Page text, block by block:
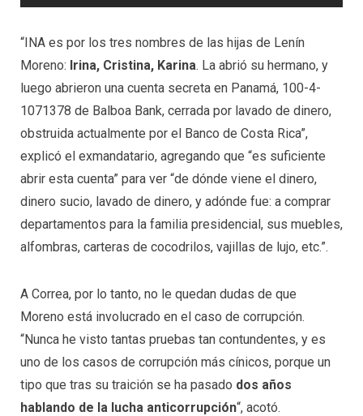
“INA es por los tres nombres de las hijas de Lenín
Moreno: Irina, Cristina, Karina. La abrió su hermano, y
luego abrieron una cuenta secreta en Panamá, 100-4-
1071378 de Balboa Bank, cerrada por lavado de dinero,
obstruida actualmente por el Banco de Costa Rica”,
explicó el exmandatario, agregando que “es suficiente
abrir esta cuenta” para ver “de dónde viene el dinero,
dinero sucio, lavado de dinero, y adónde fue: a comprar
departamentos para la familia presidencial, sus muebles,
alfombras, carteras de cocodrilos, vajillas de lujo, etc.”.
A Correa, por lo tanto, no le quedan dudas de que
Moreno está involucrado en el caso de corrupción.
“Nunca he visto tantas pruebas tan contundentes, y es
uno de los casos de corrupción más cínicos, porque un
tipo que tras su traición se ha pasado dos años
hablando de la lucha anticorrupción“, acotó.